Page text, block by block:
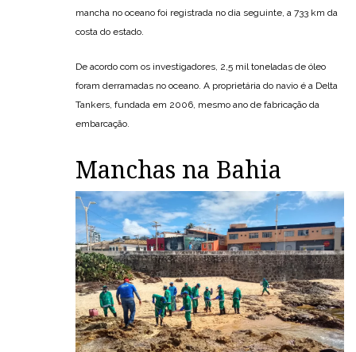
mancha no oceano foi registrada no dia seguinte, a 733 km da
costa do estado.
De acordo com os investigadores, 2,5 mil toneladas de óleo
foram derramadas no oceano. A proprietária do navio é a Delta
Tankers, fundada em 2006, mesmo ano de fabricação da
embarcação.
Manchas na Bahia